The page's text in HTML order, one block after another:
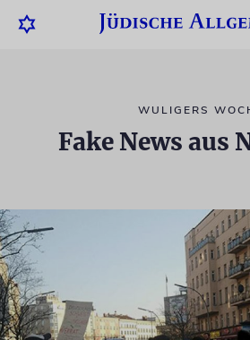
WULIGERS
Fake News aus